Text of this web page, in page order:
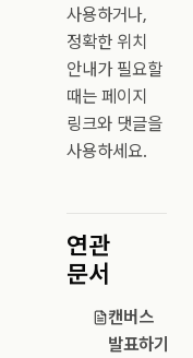
사용하거나,
정확한 위치
안내가 필요할
때는 페이지
링크와 댓글을
사용하세요.
연관
문서
캔버스
발표하기